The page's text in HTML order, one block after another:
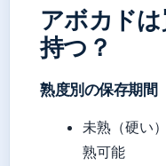
アボカド
持つ？
熟度別の保存期間
未熟（硬い
熟可能